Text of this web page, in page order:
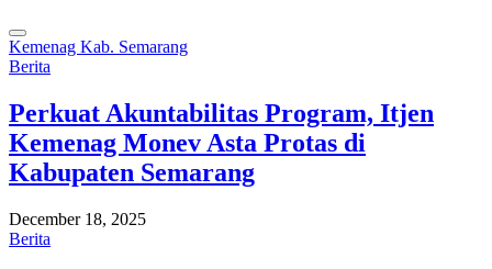
Kemenag Kab. Semarang
Berita
Perkuat Akuntabilitas Program, Itjen
Kemenag Monev Asta Protas di
Kabupaten Semarang
December 18, 2025
Berita